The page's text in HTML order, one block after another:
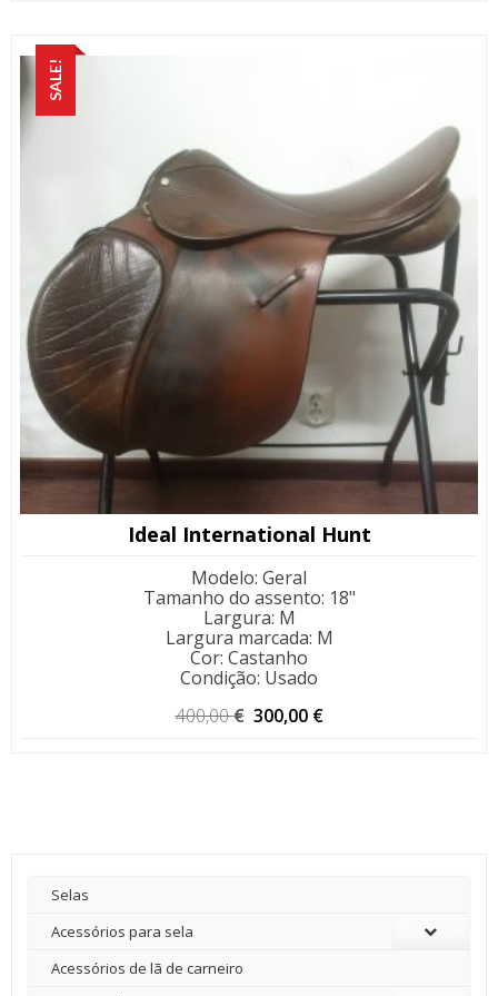
SALE!
Ideal International Hunt
Modelo: Geral
Tamanho do assento: 18"
Largura: M
Largura marcada: M
Cor: Castanho
Condição: Usado
400,00€ O
300,00 €
Selas
Acessórios para sela
Acessórios de lã de carneiro